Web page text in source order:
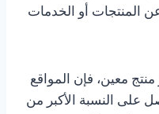
المنتجات أو الخدمات
معين، فإن المواقع
على النسبة الأكبر من